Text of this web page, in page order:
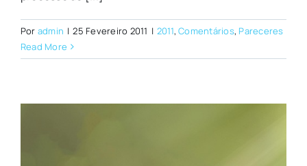
Por admin | 25 Fevereiro 2011 | 2011,Comentários, Pareceres
Read More